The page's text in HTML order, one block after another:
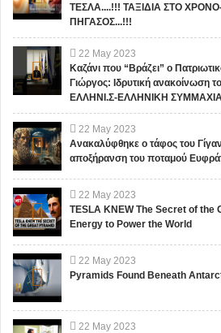
ΤΕΣΛΑ....!!! ΤΑΞΙΔΙΑ ΣΤΟ
ΠΗΓΑΣΟΣ...!!!
22 May 2023
Καζάνι που “Βράζει” ο
Γιώργος: Ιδρυτική ανακοίνωση
ΕΛΛΗΝΙ.Σ-ΕΛΛΗΝΙΚΗ ΣΥΜΜΑΧΙΑ
22 May 2023
Ανακαλύφθηκε ο τάφος του
αποξήρανση του ποταμού
22 May 2023
TESLA KNEW The Secret of
Energy to Power the World
22 May 2023
Pyramids Found Beneath
22 May 2023